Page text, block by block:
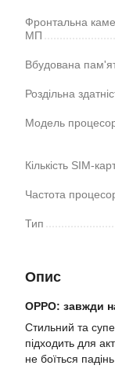
Фронтальна
МП
Вбудована
Роздільна
Модель
Кількість SIM-
Частота
Тип
Опис
OPPO: завжди
Стильний та
підходить для
не боїться